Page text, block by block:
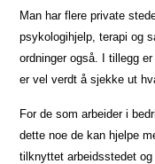
Man har flere private
psykologihjelp, terapi og
ordninger også. I tillegg
er vel verdt å sjekke ut
For de som arbeider i
dette noe de kan hjelpe
tilknyttet arbeidsstedet